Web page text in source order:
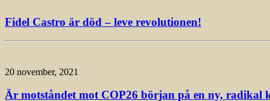
Fidel Castro är död – leve revolutionen!
20 november, 2021
Är motståndet mot COP26 början på en ny, radikal